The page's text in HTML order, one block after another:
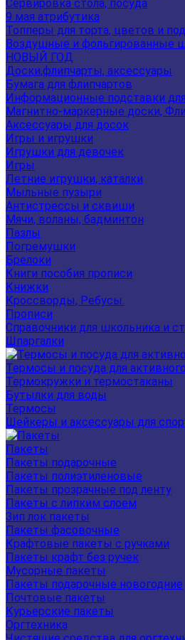
Сервировка стола, посуда
9 мая атрибутика
Топперы для торта, цветов и
Воздушные и фольгированные
НОВЫЙ ГОД
Доски,флипчарты, аксессуары
Бумага для флипчартов
Информационные подставки
Магнитно-маркерные доски,
Аксессуары для досок
Игры и игрушки
Игрушки для девочек
Игры
Летние игрушки, каталки
Мыльные пузыри
Антистрессы и сквиши
Мячи, воланы, бадминтон
Пазлы
Погремушки
Брелоки
Книги пособия прописи
Книжки
Кроссворды, Ребусы.
Прописи
Справочники для школьника и
Шпаргалки
Термосы и посуда для
Термокружки и термостаканы
Бутылки для воды
Термосы
Шейкеры и аксессуары для
Пакеты
Пакеты подарочные
Пакеты полиэтиленовые
Пакеты прозрачные под ленту
Пакеты с липким слоем
Зип лок пакеты
Пакеты фасовочные
Крафтовые пакеты с ручками
Пакеты крафт без ручек
Мусорные пакеты
Пакеты подарочные новогодние
Почтовые пакеты
Курьерские пакеты
Оргтехника